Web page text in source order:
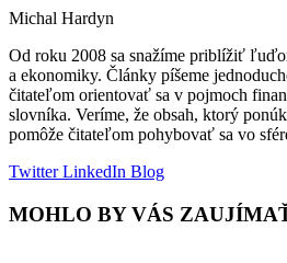
Michal Hardyn
Od roku 2008 sa snažíme priblížiť
a ekonomiky. Články píšeme
čitateľom orientovať sa v pojmoch
slovníka. Veríme, že obsah, ktorý
pomôže čitateľom pohybovať sa vo
TwitterLinkedIn Blog
MOHLO BY VÁS